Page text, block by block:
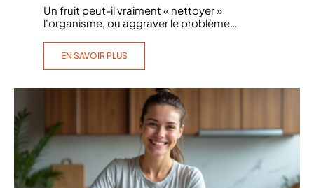
Un fruit peut-il vraiment « nettoyer »
l'organisme, ou aggraver le problème
EN SAVOIR PLUS